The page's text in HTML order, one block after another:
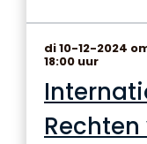
di 10-12-2024
18:00 uur